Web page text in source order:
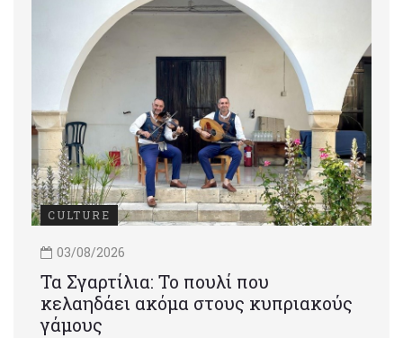
CULTURE
03/08/2026
Τα Σγαρτίλια: Το πουλί που
κελαηδάει ακόμα στους κυπριακούς
γάμους